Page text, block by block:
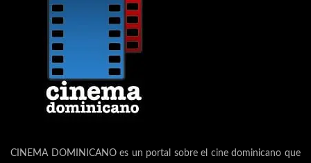
CINEMA DOMINICANO es un portal sobre el cine dominicano que